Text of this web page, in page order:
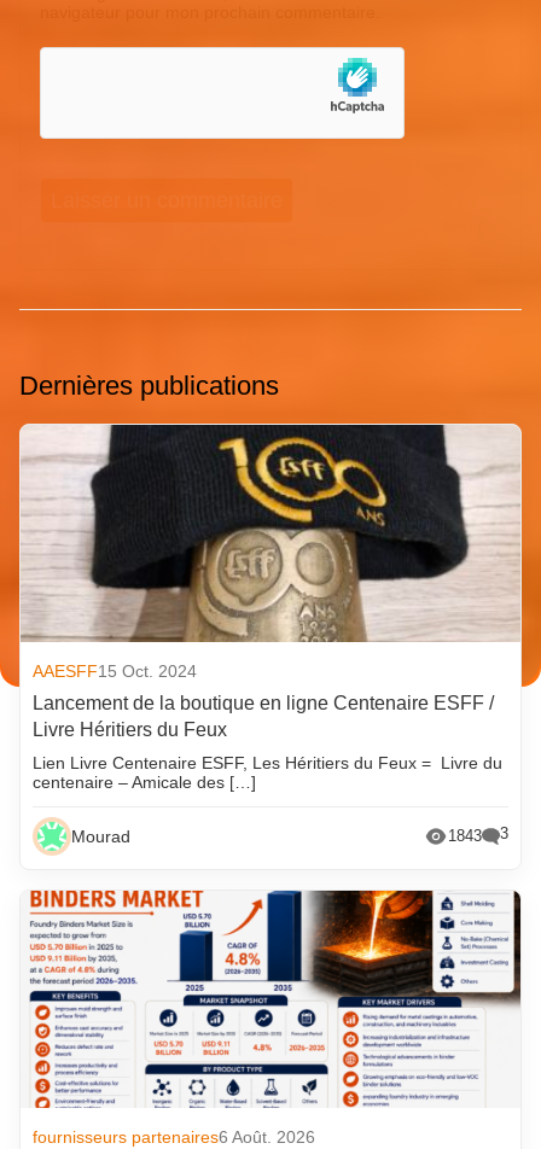
Dernières publications
AAESFF15 Oct. 2024
Lancement de la boutique en ligne Centenaire ESFF /
Livre Héritiers du Feux
Lien Livre Centenaire ESFF, Les Héritiers du Feux = Livre du
centenaire – Amicale des […]
Mourad 1843 3
fournisseurs partenaires6 Août. 2026